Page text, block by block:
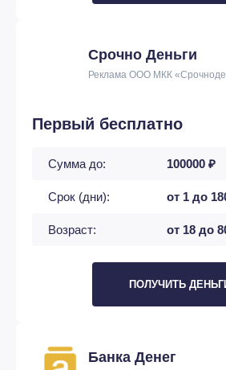
Срочно Деньги
Реклама ООО МКК
Первый бесплатно
Сумма до: 100000 ₽
Срок (дни): от 1 до
Возраст: от 18 до
ПОЛУЧИТЬ
Банка Денег